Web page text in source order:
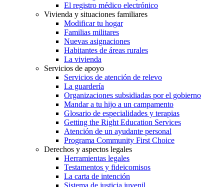
El registro médico electrónico
Vivienda y situaciones familiares
Modificar tu hogar
Familias militares
Nuevas asignaciones
Habitantes de áreas rurales
La vivienda
Servicios de apoyo
Servicios de atención de relevo
La guardería
Organizaciones subsidiadas por el gobierno
Mandar a tu hijo a un campamento
Glosario de especialidades y terapias
Getting the Right Education Services
Atención de un ayudante personal
Programa Community First Choice
Derechos y aspectos legales
Herramientas legales
Testamentos y fideicomisos
La carta de intención
Sistema de justicia juvenil